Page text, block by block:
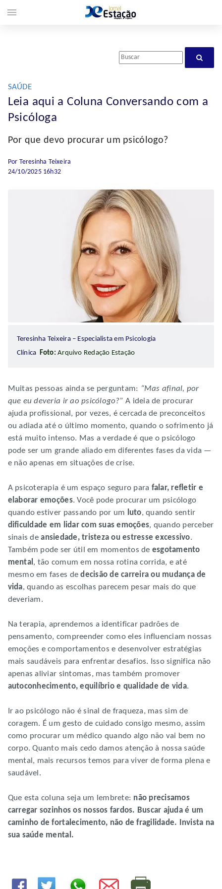
SAÚDE
Leia aqui a Coluna Conversando com a
Psicóloga
Por que devo procurar um psicólogo?
Por Teresinha Teixeira
24/10/2025 16h32
Teresinha Teixeira – Especialista em Psicologia
Clínica Foto: Arquivo Redação Estação
Muitas pessoas ainda se perguntam: “Mas afinal, por
que eu deveria ir ao psicólogo?” A ideia de procurar
ajuda profissional, por vezes, é cercada de preconceitos
ou adiada até o último momento, quando o sofrimento já
está muito intenso. Mas a verdade é que o psicólogo
pode ser um grande aliado em diferentes fases da vida —
e não apenas em situações de crise.
A psicoterapia é um espaço seguro para falar, refletir e
elaborar emoções. Você pode procurar um psicólogo
quando estiver passando por um
luto, quando sentir
dificuldade em lidar com suas emoções, quando perceber
sinais deansiedade, tristeza ou estresse excessivo.
Também pode ser útil em momentos de esgotamento
mental , tão comum em nossa rotina corrida, e até
mesmo em fases dedecisão de carreira ou mudança de
vida, quando as escolhas parecem pesar mais do que
deveriam.
Na terapia, aprendemos a identificar padrões de
pensamento, compreender como eles influenciam nossas
emoções e comportamentos e desenvolver estratégias
mais saudáveis para enfrentar desafios. Isso significa não
apenas aliviar sintomas, mas também promover
autoconhecimento, equilíbrio e qualidade de vida.
Ir ao psicólogo não é sinal de fraqueza, mas sim de
coragem. É um gesto de cuidado consigo mesmo, assim
como procurar um médico quando algo não vai bem no
corpo. Quanto mais cedo damos atenção à nossa saúde
mental, mais recursos temos para viver de forma plena e
saudável.
Que esta coluna seja um lembrete: não precisamos
carregar sozinhos os nossos fardos. Buscar ajuda é um
caminho de fortalecimento, não de fragilidade. Invista na
sua saúde mental.
menu